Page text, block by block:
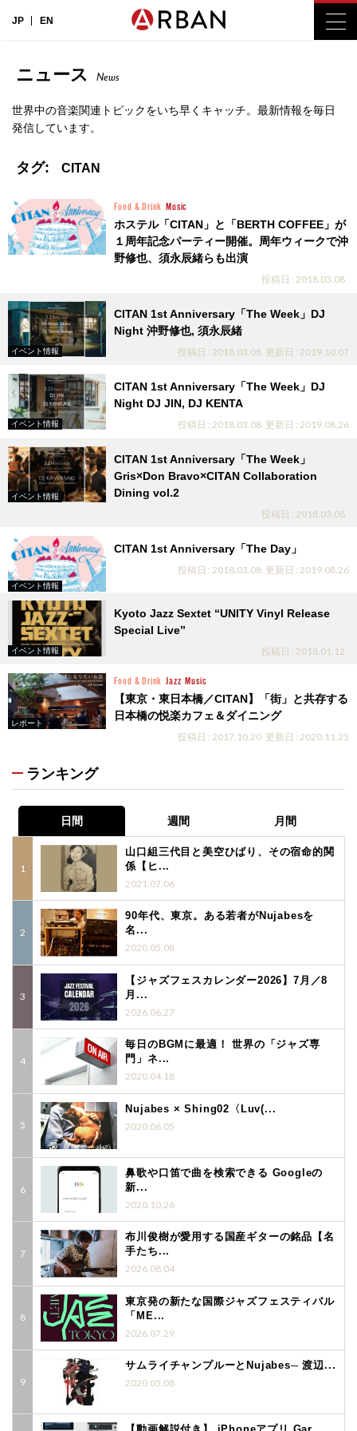
JP EN
ニュース News
世界中の音楽関連トピックをいち早くキャッチ。最新情報を毎日
発信しています。
タグ: CITAN
Food & Drink Music
ホステル「CITAN」と「BERTH COFFEE」が
１周年記念パーティー開催。周年ウィークで沖
野修也、須永辰緒らも出演
投稿日 : 2018.03.08
イベント情報
CITAN 1st Anniversary「The Week」DJ
Night 沖野修也, 須永辰緒
投稿日 : 2018.03.08 更新日 : 2019.10.07
イベント情報
CITAN 1st Anniversary「The Week」DJ
Night DJ JIN, DJ KENTA
投稿日 : 2018.03.08 更新日 : 2019.08.26
イベント情報
CITAN 1st Anniversary「The Week」
Gris×Don Bravo×CITAN Collaboration
Dining vol.2
投稿日 : 2018.03.08
イベント情報
CITAN 1st Anniversary「The Day」
投稿日 : 2018.03.08 更新日 : 2019.08.26
イベント情報
Kyoto Jazz Sextet “UNITY Vinyl Release
Special Live”
投稿日 : 2018.01.12
レポート
Food & Drink Jazz Music
【東京・東日本橋／CITAN】「街」と共存する
日本橋の悦楽カフェ＆ダイニング
投稿日 : 2017.10.20 更新日 : 2020.11.25
ランキング
日間 週間 月間
山口組三代目と美空ひばり、その宿命的関
係【ヒ...
2021.07.06
90年代、東京。ある若者がNujabesを
名...
2020.05.08
【ジャズフェスカレンダー2026】7月／8
月...
2026.06.27
毎日のBGMに最適！ 世界の「ジャズ専
門」ネ...
2020.04.18
Nujabes × Shing02〈Luv(...
2020.06.05
鼻歌や口笛で曲を検索できる Googleの
新...
2020.10.26
布川俊樹が愛用する国産ギターの銘品【名
手たち...
2026.08.04
東京発の新たな国際ジャズフェスティバル
「ME...
2026.07.29
サムライチャンプルーとNujabes─ 渡辺...
2020.05.08